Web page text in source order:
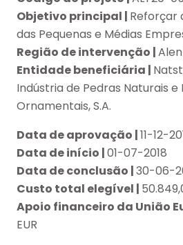
Objetivo principal | Reforçar
das Pequenas e Médias
Região de intervenção |
Entidade beneficiária |
Indústria de Pedras Naturais e
Ornamentais, S.A.
Data de aprovação |11-12-
Data de início |01-07-2018
Data de conclusão |30-06-
Custo total elegível |
Apoio financeiro da União
EUR